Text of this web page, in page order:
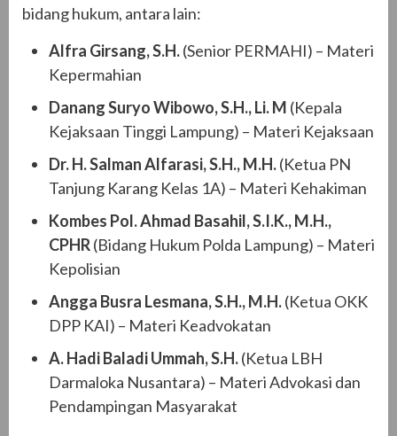
bidang hukum, antara lain:
Alfra Girsang, S.H.(Senior PERMAHI) – Materi
Kepermahian
Danang Suryo Wibowo, S.H., Li. M (Kepala
Kejaksaan Tinggi Lampung) – Materi Kejaksaan
Dr. H. Salman Alfarasi, S.H., M.H.(Ketua PN
Tanjung Karang Kelas 1A) – Materi Kehakiman
Kombes Pol. Ahmad Basahil, S.I.K., M.H.,
CPHR(Bidang Hukum Polda Lampung) – Materi
Kepolisian
Angga Busra Lesmana, S.H., M.H.(Ketua OKK
DPP KAI) – Materi Keadvokatan
A. Hadi Baladi Ummah, S.H.(Ketua LBH
Darmaloka Nusantara) – Materi Advokasi dan
Pendampingan Masyarakat